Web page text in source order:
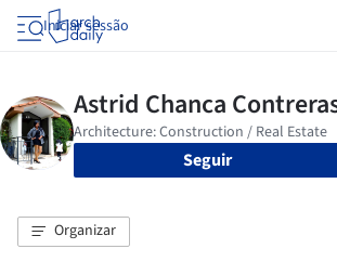
Iniciar sessão
Seguir
Organizar